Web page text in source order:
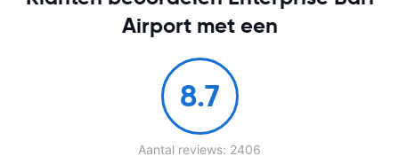
Airport met een
8.7
Aantal reviews: 2406